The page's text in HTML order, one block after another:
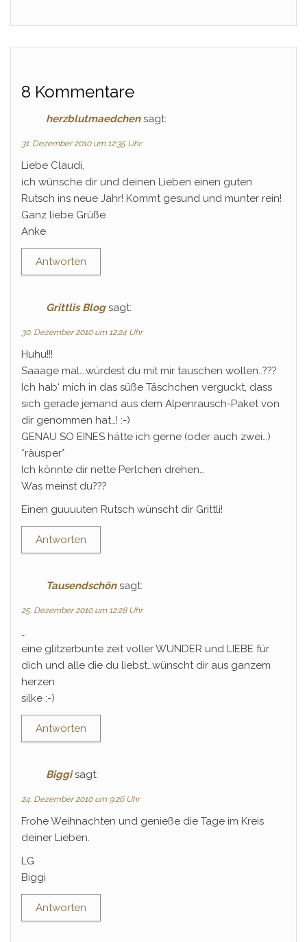
8 Kommentare
herzblutmaedchen sagt:
31. Dezember 2010 um 12:35 Uhr
Liebe Claudi,
ich wünsche dir und deinen Lieben einen guten
Rutsch ins neue Jahr! Kommt gesund und munter rein!
Ganz liebe Grüße
Anke
Antworten
Grittlis Blog sagt:
30. Dezember 2010 um 12:24 Uhr
Huhu!!!
Saaage mal….würdest du mit mir tauschen wollen..???
Ich hab‘ mich in das süße Täschchen verguckt, dass
sich gerade jemand aus dem Alpenrausch-Paket von
dir genommen hat…! :-)
GENAU SO EINES hätte ich gerne (oder auch zwei…)
*räusper*
Ich könnte dir nette Perlchen drehen…
Was meinst du???
Einen guuuuten Rutsch wünscht dir Grittli!
Antworten
Tausendschön sagt:
25. Dezember 2010 um 12:28 Uhr
…
eine glitzerbunte zeit voller WUNDER und LIEBE für
dich und alle die du liebst…wünscht dir aus ganzem
herzen
silke :-)
Antworten
Biggi sagt:
24. Dezember 2010 um 9:26 Uhr
Frohe Weihnachten und genieße die Tage im Kreis
deiner Lieben.
LG
Biggi
Antworten